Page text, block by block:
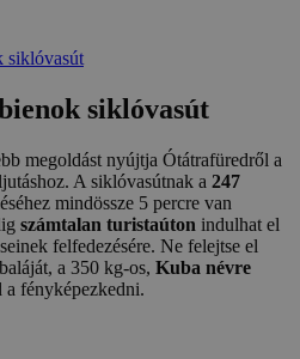
siklóvasút
siklóvasút
megoldást nyújtja Ótátrafüredről a
A siklóvasútnak a 247
mindössze 5 percre van
számtalan turistaúton indulhat el
felfedezésére. Ne felejtse el
a 350 kg-os, Kuba névre
a fényképezkedni.